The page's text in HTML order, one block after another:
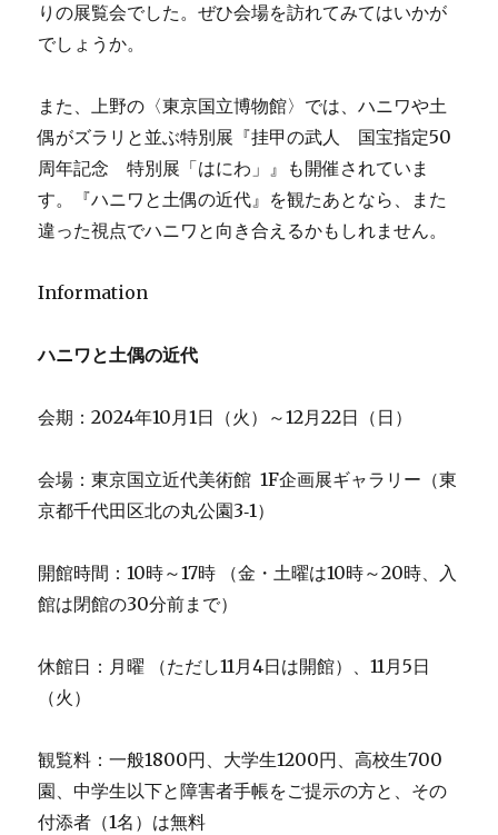
りの展覧会でした。ぜひ会場を訪れてみてはいかが
でしょうか。
また、上野の〈東京国立博物館〉では、ハニワや土
偶がズラリと並ぶ特別展『挂甲の武人 国宝指定50
周年記念 特別展「はにわ」』も開催されていま
す。『ハニワと土偶の近代』を観たあとなら、また
違った視点でハニワと向き合えるかもしれません。
Information
ハニワと土偶の近代
会期：2024年10月1日（火）～12月22日（日）
会場：東京国立近代美術館 1F企画展ギャラリー（東
京都千代田区北の丸公園3‐1）
開館時間：10時～17時 （金・土曜は10時～20時、入
館は閉館の30分前まで）
休館日：月曜 （ただし11月4日は開館）、11月5日
（火）
観覧料：一般1800円、大学生1200円、高校生700
園、中学生以下と障害者手帳をご提示の方と、その
付添者（1名）は無料